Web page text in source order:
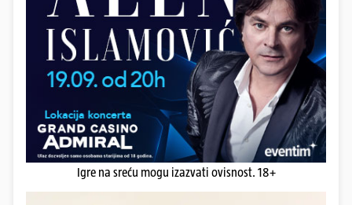
Igre na sreću mogu izazvati ovisnost. 18+